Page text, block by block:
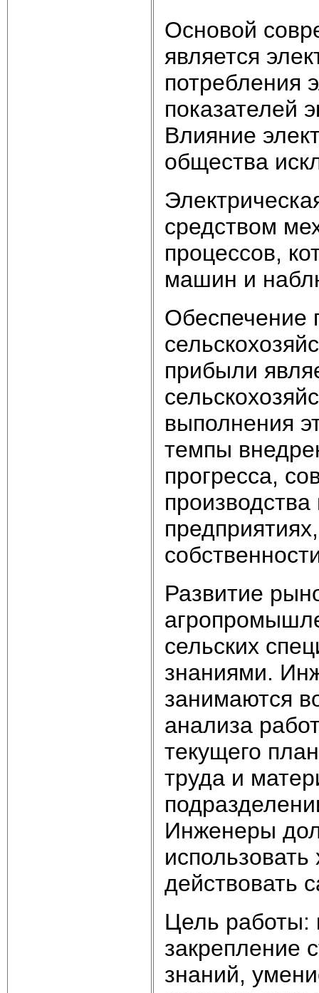
Основой
является
потребления
показателей
Влияние
общества
средством
процессов,
машин и
Обеспечение
прибыли
выполнения
темпы
прогресса,
Развитие
сельских
знаниями.
занимаются
анализа
текущего
труда и
Инженеры
действовать
Цель работы:
закрепление
знаний,